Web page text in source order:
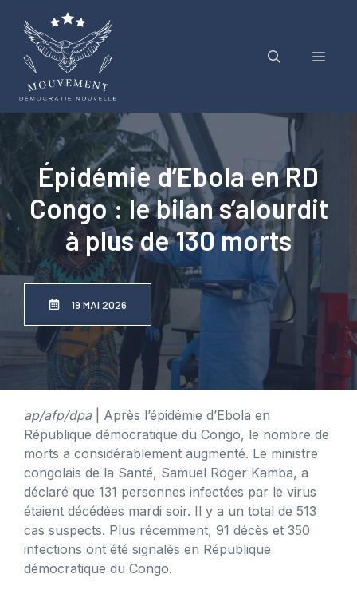
contenu
Menu
Épidémie d’Ebola en RD
Congo : le bilan s’alourdit
à plus de 130 morts
19 MAI 2026
ap/afp/dpa| Après l’épidémie d’Ebola en
République démocratique du Congo, le nombre de
morts a considérablement augmenté. Le ministre
congolais de la Santé, Samuel Roger Kamba, a
déclaré que 131 personnes infectées par le virus
étaient décédées mardi soir. Il y a un total de 513
cas suspects. Plus récemment, 91 décès et 350
infections ont été signalés en République
démocratique du Congo.